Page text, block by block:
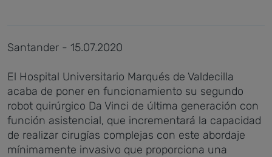
Santander - 15.07.2020
El Hospital Universitario Marqués de Valdecilla
acaba de poner en funcionamiento su segundo
robot quirúrgico Da Vinci de última generación con
función asistencial, que incrementará la capacidad
de realizar cirugías complejas con este abordaje
mínimamente invasivo que proporciona una